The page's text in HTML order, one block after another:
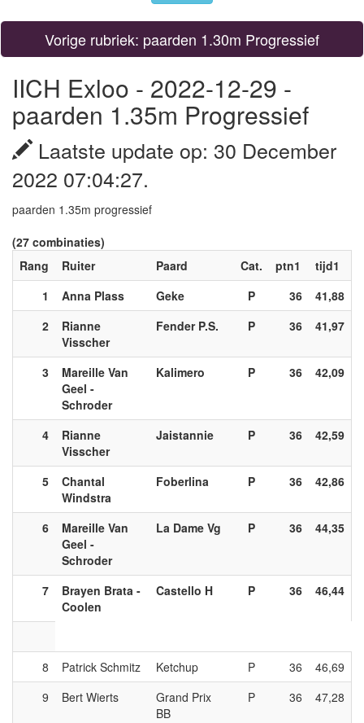
Vorige rubriek: paarden 1.30m Progressief
IICH Exloo - 2022-12-29 -
paarden 1.35m Progressief
Laatste update op: 30 December
2022 07:04:27.
paarden 1.35m progressief
(27 combinaties)
Rang
Ruiter Paard Cat. ptn1
tijd1
1
Anna Plass Geke P 36
41,88
2
Rianne
Visscher
Fender P.S. P 36 41,97
3
Mareille Van
Geel -
Schroder
Kalimero P 36 42,09
4
Rianne
Visscher
Jaistannie P 36 42,59
5
Chantal
Windstra
Foberlina P 36 42,86
6
Mareille Van
Geel -
Schroder
La Dame Vg P 36 44,35
7
Brayen Brata -
Coolen
Castello H P 36 46,44
8 Patrick Schmitz Ketchup P 36
46,69
9
Bert Wierts
Grand Prix
BB
P 36 47,28